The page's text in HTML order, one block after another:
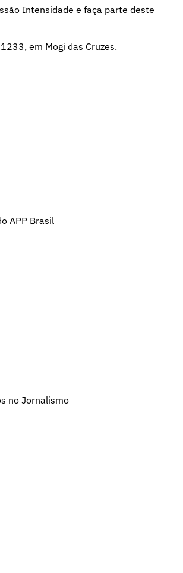
Intensidade e faça parte deste
em Mogi das Cruzes.
APP Brasil
no Jornalismo